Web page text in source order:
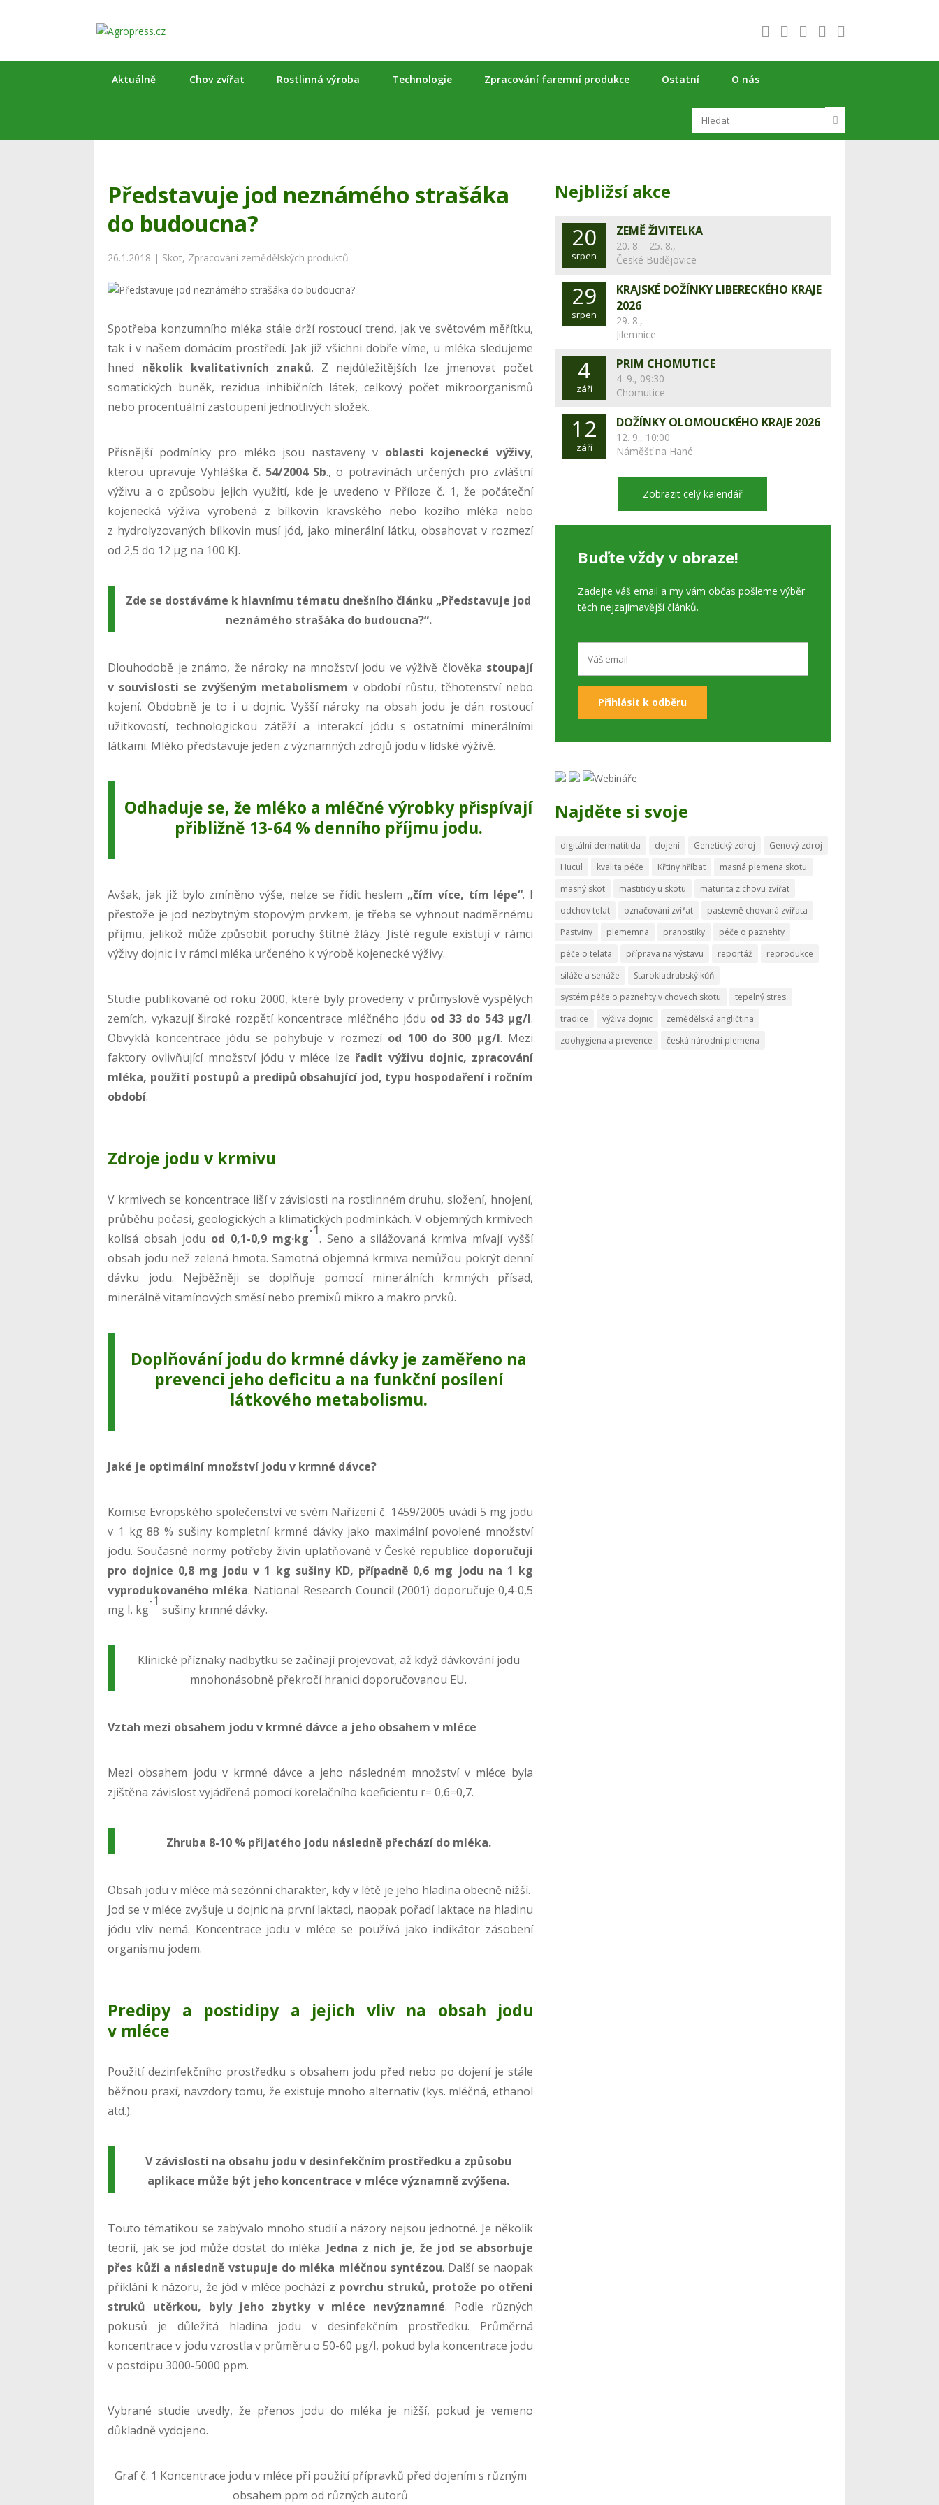
Aktuálně Chov zvířat Rostlinná výroba Technologie Zpracování faremní produkce Ostatní O nás
Představuje jod neznámého strašáka
do budoucna?
26.1.2018 | Skot, Zpracování zemědělských produktů
Spotřeba konzumního mléka stále drží rostoucí trend, jak ve světovém měřítku,
tak i v našem domácím prostředí. Jak již všichni dobře víme, u mléka sledujeme
hned několik kvalitativních znaků. Z nejdůležitějších lze jmenovat počet
somatických buněk, rezidua inhibičních látek, celkový počet mikroorganismů
nebo procentuální zastoupení jednotlivých složek.
Přísnější podmínky pro mléko jsou nastaveny voblasti kojenecké výživy,
kterou upravuje Vyhláška č. 54/2004 Sb., o potravinách určených pro zvláštní
výživu a o způsobu jejich využití, kde je uvedeno v Příloze č. 1, že počáteční
kojenecká výživa vyrobená z bílkovin kravského nebo kozího mléka nebo
z hydrolyzovaných bílkovin musí jód, jako minerální látku, obsahovat v rozmezí
od 2,5 do 12 μg na 100 KJ.
Zde se dostáváme k hlavnímu tématu dnešního článku „Představuje jod
neznámého strašáka do budoucna?“.
Dlouhodobě je známo, že nároky na množství jodu ve výživě člověka stoupají
v souvislosti se zvýšeným metabolismem v období růstu, těhotenství nebo
kojení. Obdobně je to i u dojnic. Vyšší nároky na obsah jodu je dán rostoucí
užitkovostí, technologickou zátěží a interakcí jódu s ostatními minerálními
látkami. Mléko představuje jeden z významných zdrojů jodu v lidské výživě.
Odhaduje se, že mléko a mléčné výrobky přispívají
přibližně 13-64 % denního příjmu jodu.
Avšak, jak již bylo zmíněno výše, nelze se řídit heslem „čím více, tím lépe“. I
přestože je jod nezbytným stopovým prvkem, je třeba se vyhnout nadměrnému
příjmu, jelikož může způsobit poruchy štítné žlázy. Jisté regule existují v rámci
výživy dojnic i v rámci mléka určeného k výrobě kojenecké výživy.
Studie publikované od roku 2000, které byly provedeny v průmyslově vyspělých
zemích, vykazují široké rozpětí koncentrace mléčného jódu od 33 do 543 μg/l.
Obvyklá koncentrace jódu se pohybuje v rozmezí od 100 do 300 μg/l. Mezi
faktory ovlivňující množství jódu v mléce lze řadit výživu dojnic, zpracování
mléka, použití postupů a predipů obsahující jod, typu hospodaření i ročním
období.
Zdroje jodu v krmivu
V krmivech se koncentrace liší v závislosti na rostlinném druhu, složení, hnojení,
průběhu počasí, geologických a klimatických podmínkách. V objemných krmivech
kolísá obsah jodu od 0,1-0,9 mg·kg
-1
. Seno a silážovaná krmiva mívají vyšší
obsah jodu než zelená hmota. Samotná objemná krmiva nemůžou pokrýt denní
dávku jodu. Nejběžněji se doplňuje pomocí minerálních krmných přísad,
minerálně vitamínových směsí nebo premixů mikro a makro prvků.
Doplňování jodu do krmné dávky je zaměřeno na
prevenci jeho deficitu a na funkční posílení
látkového metabolismu.
Jaké je optimální množství jodu v krmné dávce?
Komise Evropského společenství ve svém Nařízení č. 1459/2005 uvádí 5 mg jodu
v 1 kg 88 % sušiny kompletní krmné dávky jako maximální povolené množství
jodu. Současné normy potřeby živin uplatňované v České republice doporučují
pro dojnice 0,8 mg jodu v 1 kg sušiny KD, případně 0,6 mg jodu na 1 kg
vyprodukovaného mléka. National Research Council (2001) doporučuje 0,4-0,5
mg I. kg
-1
sušiny krmné dávky.
Klinické příznaky nadbytku se začínají projevovat, až když dávkování jodu
mnohonásobně překročí hranici doporučovanou EU.
Vztah mezi obsahem jodu v krmné dávce a jeho obsahem v mléce
Mezi obsahem jodu v krmné dávce a jeho následném množství v mléce byla
zjištěna závislost vyjádřená pomocí korelačního koeficientu r= 0,6=0,7.
Zhruba 8-10 % přijatého jodu následně přechází do mléka.
Obsah jodu v mléce má sezónní charakter, kdy v létě je jeho hladina obecně nižší.
Jod se v mléce zvyšuje u dojnic na první laktaci, naopak pořadí laktace na hladinu
jódu vliv nemá. Koncentrace jodu v mléce se používá jako indikátor zásobení
organismu jodem.
Predipy a postidipy a jejich vliv na obsah jodu
v mléce
Použití dezinfekčního prostředku s obsahem jodu před nebo po dojení je stále
běžnou praxí, navzdory tomu, že existuje mnoho alternativ (kys. mléčná, ethanol
atd.).
V závislosti na obsahu jodu v desinfekčním prostředku a způsobu
aplikace může být jeho koncentrace v mléce významně zvýšena.
Touto tématikou se zabývalo mnoho studií a názory nejsou jednotné. Je několik
teorií, jak se jod může dostat do mléka. Jedna z nich je, že jod se absorbuje
přes kůži a následně vstupuje do mléka mléčnou syntézou. Další se naopak
přiklání k názoru, že jód v mléce pochází z povrchu struků, protože po otření
struků utěrkou, byly jeho zbytky v mléce nevýznamné. Podle různých
pokusů je důležitá hladina jodu v desinfekčním prostředku. Průměrná
koncentrace v jodu vzrostla v průměru o 50-60 μg/l, pokud byla koncentrace jodu
v postdipu 3000-5000 ppm.
Vybrané studie uvedly, že přenos jodu do mléka je nižší, pokud je vemeno
důkladně vydojeno.
Graf č. 1 Koncentrace jodu v mléce při použití přípravků před dojením s různým
obsahem ppm od různých autorů
Nejbližsí akce
20
srpen
ZEMĚ ŽIVITELKA
20. 8. - 25. 8.,
České Budějovice
29
srpen
KRAJSKÉ DOŽÍNKY LIBERECKÉHO KRAJE
2026
29. 8.,
Jilemnice
4
září
PRIM CHOMUTICE
4. 9., 09:30
Chomutice
12
září
DOŽÍNKY OLOMOUCKÉHO KRAJE 2026
12. 9., 10:00
Náměšť na Hané
Zobrazit celý kalendář
Buďte vždy v obraze!
Zadejte váš email a my vám občas pošleme výběr
těch nejzajímavější článků.
Najděte si svoje
digitální dermatitida dojení Genetický zdroj
Genový zdroj
Hucul
kvalita péče Křtiny hříbat
masná plemena skotu
masný skot
mastitidy u skotu
maturita z chovu zvířat
odchov telat
označování zvířat
pastevně chovaná zvířata
Pastviny
plememna pranostiky
péče o paznehty
péče o telata
příprava na výstavu reportáž
reprodukce
siláže a senáže
Starokladrubský kůň
systém péče o paznehty v chovech skotu
tepelný stres
tradice
výživa dojnic
zemědělská angličtina
zoohygiena a prevence
česká národní plemena